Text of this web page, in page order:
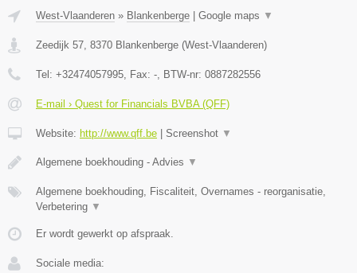
West-Vlaanderen » Blankenberge Google maps ▼
Zeedijk 57, 8370 Blankenberge (West-Vlaanderen)
Tel: +32474057995, Fax: -, BTW-nr: 0887282556
E-mail › Quest for Financials BVBA (QFF)
Website: http://www.qff.be Screenshot ▼
Algemene boekhouding - Advies ▼
Algemene boekhouding, Fiscaliteit, Overnames - reorganisatie,
Verbetering ▼
Er wordt gewerkt op afspraak.
Sociale media: